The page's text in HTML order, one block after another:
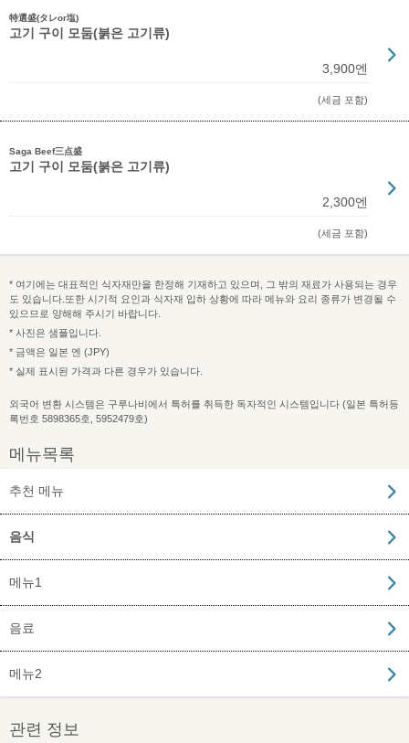
特選盛(タレor塩)
고기 구이 모둠(붉은 고기류)
3,900엔
(세금 포함)
Saga Beef三点盛
고기 구이 모둠(붉은 고기류)
2,300엔
(세금 포함)
* 여기에는 대표적인 식자재만을 한정해 기재하고 있으며, 그 밖의 재료가 사용되는 경우
도 있습니다.또한 시기적 요인과 식자재 입하 상황에 따라 메뉴와 요리 종류가 변경될 수
있으므로 양해해 주시기 바랍니다.
* 사진은 샘플입니다.
* 금액은 일본 엔 (JPY)
* 실제 표시된 가격과 다른 경우가 있습니다.
외국어 변환 시스템은 구루나비에서 특허를 취득한 독자적인 시스템입니다 (일본 특허등
록번호 5898365호, 5952479호)
메뉴목록
추천 메뉴
음식
메뉴1
음료
메뉴2
관련 정보